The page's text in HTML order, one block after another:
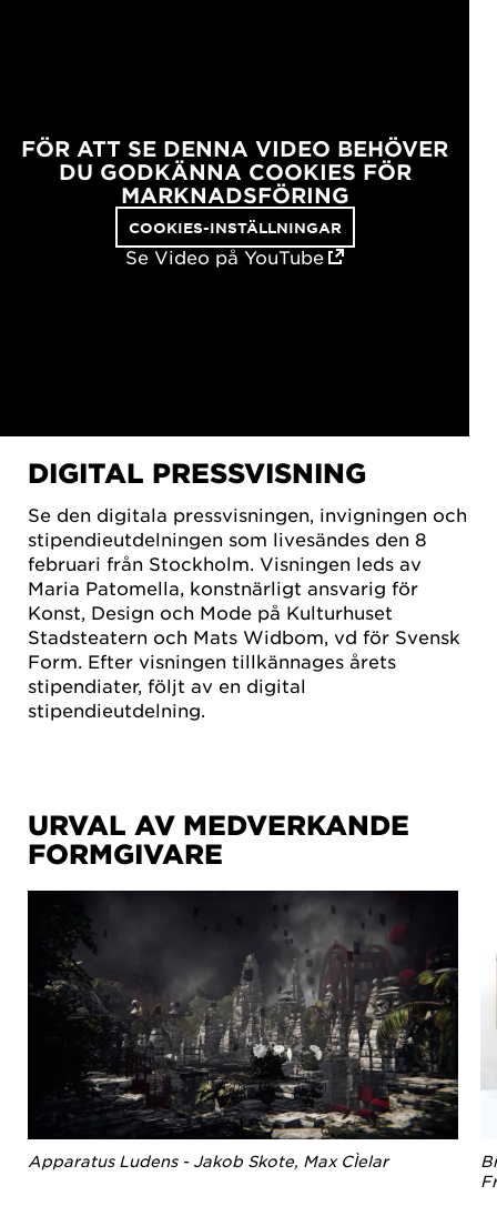
FÖR ATT SE DENNA VIDEO BEHÖVER
DU GODKÄNNA COOKIES FÖR
MARKNADSFÖRING
COOKIES-INSTÄLLNINGAR
Se Video på YouTube
DIGITAL PRESSVISNING
Se den digitala pressvisningen, invigningen och
stipendieutdelningen som livesändes den 8
februari från Stockholm. Visningen leds av
Maria Patomella, konstnärligt ansvarig för
Konst, Design och Mode på Kulturhuset
Stadsteatern och Mats Widbom, vd för Svensk
Form. Efter visningen tillkännages årets
stipendiater, följt av en digital
stipendieutdelning.
URVAL AV MEDVERKANDE
FORMGIVARE
Apparatus Ludens - Jakob Skote, Max CÌelar